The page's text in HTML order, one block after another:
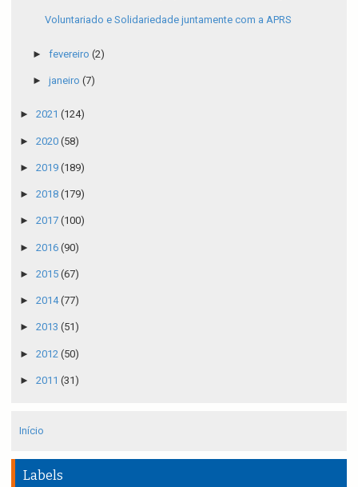
Voluntariado e Solidariedade juntamente com a APRS
► fevereiro (2)
► janeiro (7)
► 2021 (124)
► 2020 (58)
► 2019 (189)
► 2018 (179)
► 2017 (100)
► 2016 (90)
► 2015 (67)
► 2014(77)
► 2013 (51)
► 2012 (50)
► 2011 (31)
Início
Labels